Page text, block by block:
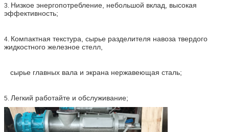
3. Низкое энергопотребление, небольшой вклад, высокая
эффективность;
4. Компактная текстура, сырье разделителя навоза твердого
жидкостного железное стелл,
сырье главных вала и экрана нержавеющая сталь;
5. Легкий работайте и обслуживание;